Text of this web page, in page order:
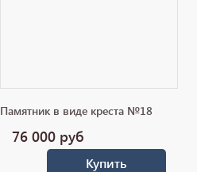
Памятник в виде креста №18
76 000 руб
Купить